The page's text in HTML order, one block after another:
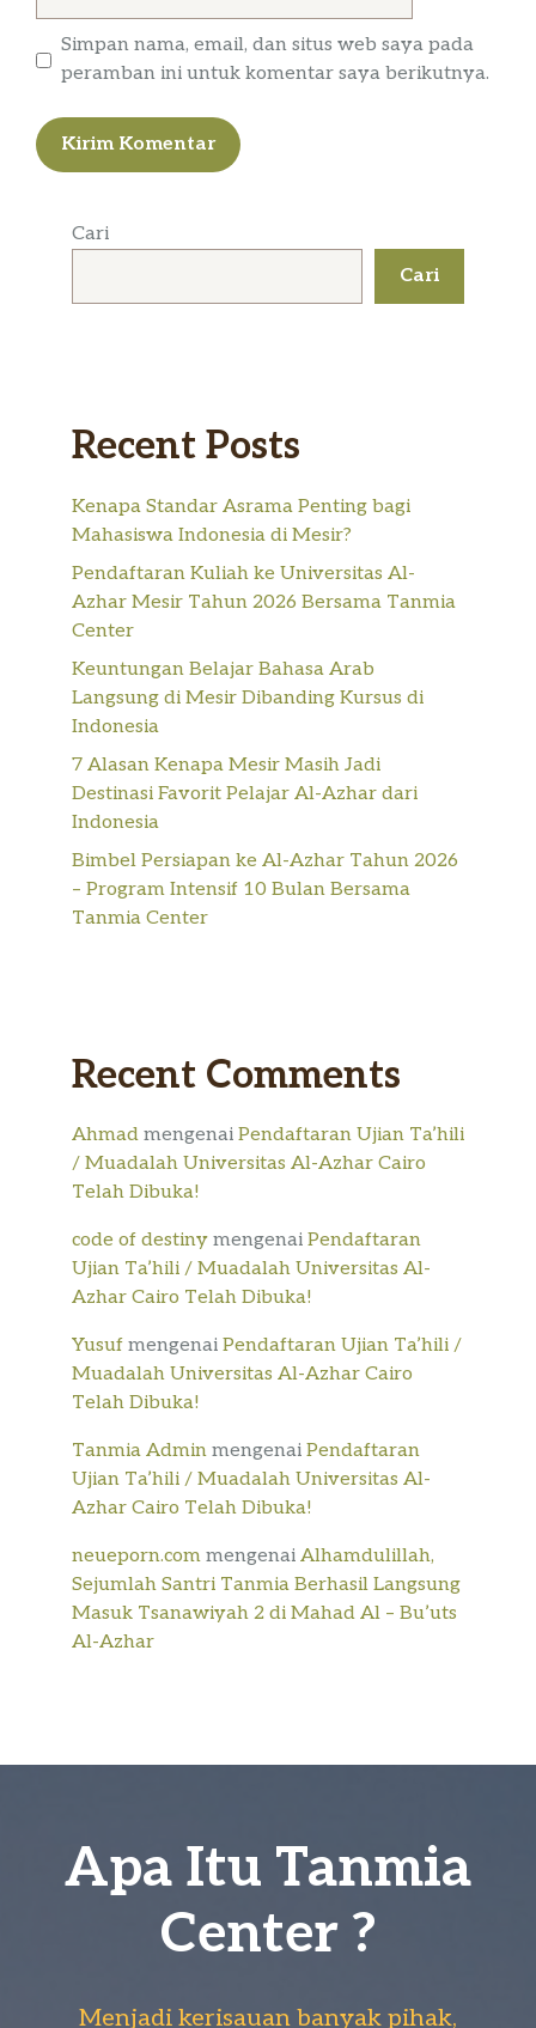
Simpan nama, email, dan situs web saya pada
peramban ini untuk komentar saya berikutnya.
Cari
Cari
Recent Posts
Kenapa Standar Asrama Penting bagi
Mahasiswa Indonesia di Mesir?
Pendaftaran Kuliah ke Universitas Al-
Azhar Mesir Tahun 2026 Bersama Tanmia
Center
Keuntungan Belajar Bahasa Arab
Langsung di Mesir Dibanding Kursus di
Indonesia
7 Alasan Kenapa Mesir Masih Jadi
Destinasi Favorit Pelajar Al-Azhar dari
Indonesia
Bimbel Persiapan ke Al-Azhar Tahun 2026
– Program Intensif 10 Bulan Bersama
Tanmia Center
Recent Comments
Ahmad mengenai Pendaftaran Ujian Ta’hili
/ Muadalah Universitas Al-Azhar Cairo
Telah Dibuka!
code of destiny mengenai Pendaftaran
Ujian Ta’hili / Muadalah Universitas Al-
Azhar Cairo Telah Dibuka!
Yusuf mengenai Pendaftaran Ujian Ta’hili /
Muadalah Universitas Al-Azhar Cairo
Telah Dibuka!
Tanmia Admin mengenai Pendaftaran
Ujian Ta’hili / Muadalah Universitas Al-
Azhar Cairo Telah Dibuka!
neueporn.com mengenai Alhamdulillah,
Sejumlah Santri Tanmia Berhasil Langsung
Masuk Tsanawiyah 2 di Mahad Al – Bu’uts
Al-Azhar
Apa Itu Tanmia
Center ?
Menjadi kerisauan banyak pihak,